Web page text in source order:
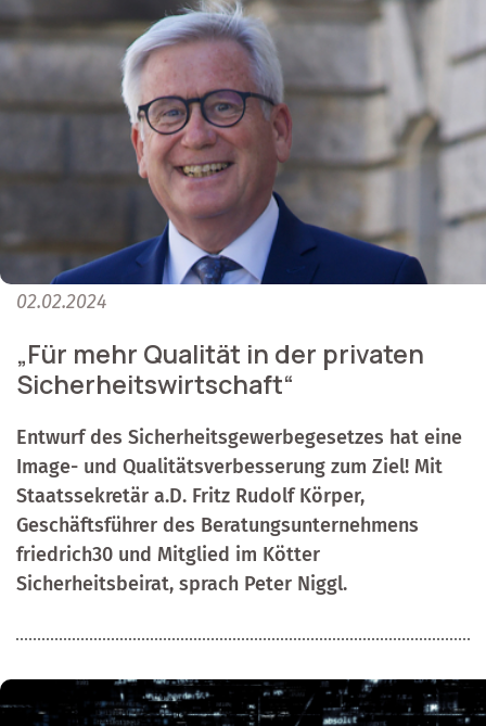
02.02.2024
„Für mehr Qualität in der privaten
Sicherheitswirtschaft“
Entwurf des Sicherheitsgewerbegesetzes hat eine
Image- und Qualitätsverbesserung zum Ziel! Mit
Staatssekretär a.D. Fritz Rudolf Körper,
Geschäftsführer des Beratungsunternehmens
friedrich30 und Mitglied im Kötter
Sicherheitsbeirat, sprach Peter Niggl.